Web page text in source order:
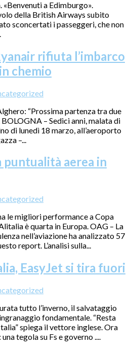
a Edimburgo».
della British Airways subito
sconcertati i passeggeri, che non
rifiuta l’imbarco
chemio
“Prossima partenza tra due
BOLOGNA – Sedici anni, malata di
di lunedì 18 marzo, all’aeroporto
–...
puntualità aerea in
le migliori performance a Copa
è quarta in Europa. OAG – La
nell’aviazione ha analizzato 57
report. L’analisi sulla...
EasyJet si tira fuori
tutto l’inverno, il salvataggio
fondamentale. “Resta
spiega il vettore inglese. Ora
tegola su Fs e governo ....